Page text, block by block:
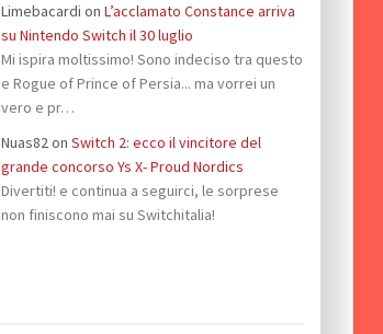
Limebacardi on L’acclamato Constance arriva
su Nintendo Switch il 30 luglio
Mi ispira moltissimo! Sono indeciso tra questo
e Rogue of Prince of Persia... ma vorrei un
vero e pr…
Nuas82on Switch 2: ecco il vincitore del
grande concorso Ys X- Proud Nordics
Divertiti! e continua a seguirci, le sorprese
non finiscono mai su Switchitalia!